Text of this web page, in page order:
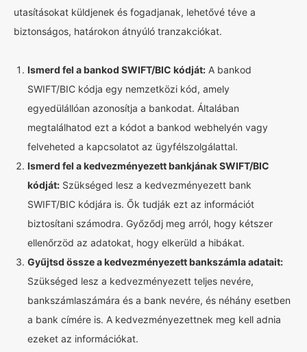
utasításokat küldjenek és fogadjanak, lehetővé téve a
biztonságos, határokon átnyúló tranzakciókat.
Ismerd fel a bankod SWIFT/BIC kódját: A bankod
SWIFT/BIC kódja egy nemzetközi kód, amely
egyedülállóan azonosítja a bankodat. Általában
megtalálhatod ezt a kódot a bankod webhelyén vagy
felveheted a kapcsolatot az ügyfélszolgálattal.
Ismerd fel a kedvezményezett bankjának SWIFT/BIC
kódját: Szükséged lesz a kedvezményezett bank
SWIFT/BIC kódjára is. Ők tudják ezt az információt
biztosítani számodra. Győződj meg arról, hogy kétszer
ellenőrzöd az adatokat, hogy elkerüld a hibákat.
Gyűjtsd össze a kedvezményezett bankszámla adatait:
Szükséged lesz a kedvezményezett teljes nevére,
bankszámlaszámára és a bank nevére, és néhány esetben
a bank címére is. A kedvezményezettnek meg kell adnia
ezeket az információkat.